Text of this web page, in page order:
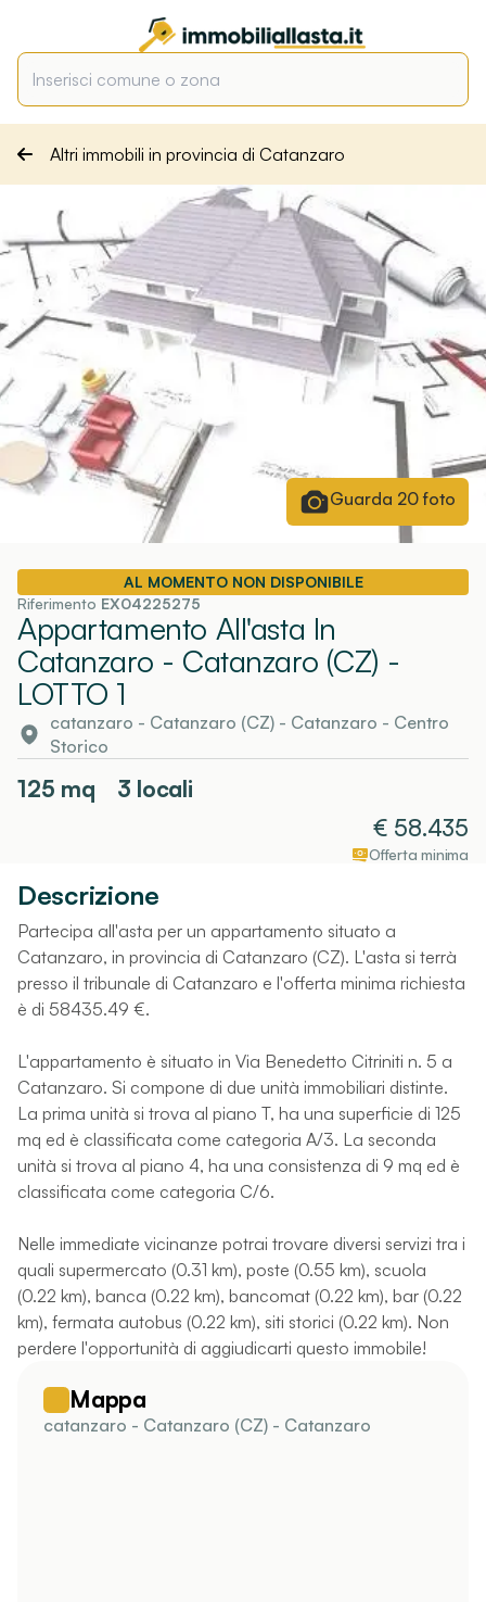
Altri immobili in provincia di Catanzaro
Guarda 20foto
AL MOMENTO NON DISPONIBILE
Riferimento EX04225275
Appartamento All'asta In
Catanzaro - Catanzaro (CZ) -
LOTTO 1
catanzaro - Catanzaro (CZ)- Catanzaro - Centro
Storico
125 mq
3 locali
€ 58.435
Offerta minima
Descrizione
Partecipa all'asta per un appartamento situato a
Catanzaro, in provincia di Catanzaro (CZ). L'asta si terrà
presso il tribunale di Catanzaro e l'offerta minima richiesta
è di 58435.49 €.
L'appartamento è situato in Via Benedetto Citriniti n. 5 a
Catanzaro. Si compone di due unità immobiliari distinte.
La prima unità si trova al piano T, ha una superficie di 125
mq ed è classificata come categoria A/3. La seconda
unità si trova al piano 4, ha una consistenza di 9 mq ed è
classificata come categoria C/6.
Nelle immediate vicinanze potrai trovare diversi servizi tra i
quali supermercato (0.31 km), poste (0.55 km), scuola
(0.22 km), banca (0.22 km), bancomat (0.22 km), bar (0.22
km), fermata autobus (0.22 km), siti storici (0.22 km). Non
perdere l'opportunità di aggiudicarti questo immobile!
Mappa
catanzaro - Catanzaro (CZ) - Catanzaro